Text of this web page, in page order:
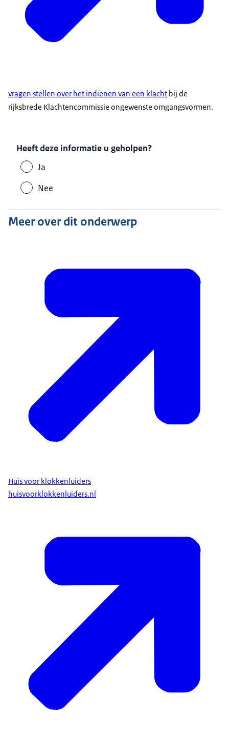
vragen stellen over het indienen van een klacht bij de
rijksbrede Klachtencommissie ongewenste omgangsvormen.
Heeft deze informatie u geholpen?
Ja
Nee
Meer over dit onderwerp
Huis voor klokkenluiders
huisvoorklokkenluiders.nl